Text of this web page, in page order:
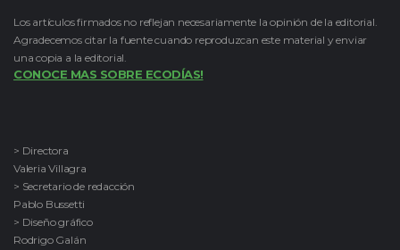
Los artículos firmados no reflejan necesariamente la opinión de la editorial.
Agradecemos citar la fuente cuando reproduzcan este material y enviar
una copia a la editorial.
CONOCE MAS SOBRE ECODÍAS!
> Directora
Valeria Villagra
> Secretario de redacción
Pablo Bussetti
> Diseño gráfico
Rodrigo Galán